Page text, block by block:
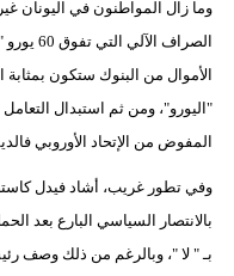
وما زال المواطنون في اليونان
الأموال من البنوك ستكون بمثابة
"اليورو"، ومن ثم استبدال
المفوض من الإتحاد الأوروبي
وفي تطور غريب، أشاد فيدل
بالانتصار السياسي البارع بعد
بـ " لا "، وبالرغم من ذلك وصف